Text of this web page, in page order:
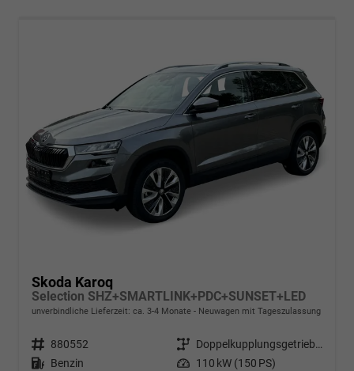
Skoda Karoq
Selection SHZ+SMARTLINK+PDC+SUNSET+LED
unverbindliche Lieferzeit: ca. 3-4 Monate Neuwagen mit Tageszulassung
Fahrzeugnr. 880552 Getriebe
Doppelkupplungsgetriebe (DSG)
Kraftstoff Benzin Leistung 110 kW (150 PS)